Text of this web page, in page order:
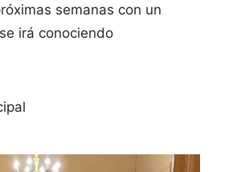
semanas con un
irá conociendo